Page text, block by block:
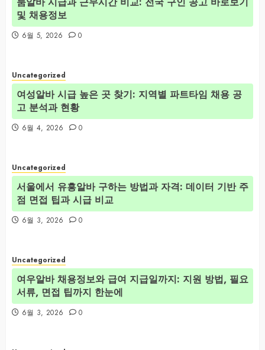
및 채용정보
6월 5, 2026 0
Uncategorized
여성알바 시급 높은 곳 찾기: 지역별 파트타임 채용 공
고 분석과 현황
6월 4, 2026 0
Uncategorized
서울에서 유흥알바 구하는 방법과 자격: 데이터 기반 주
점 면접 팁과 시급 비교
6월 3, 2026 0
Uncategorized
여우알바 채용정보와 급여 지급일까지: 지원 방법, 필요
서류, 면접 팁까지 한눈에
6월 3, 2026 0